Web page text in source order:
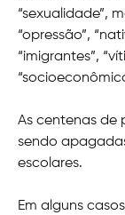
“sexualidade”,
“opressão”,
“imigrantes”,
As centenas de
sendo
escolares.
Em alguns